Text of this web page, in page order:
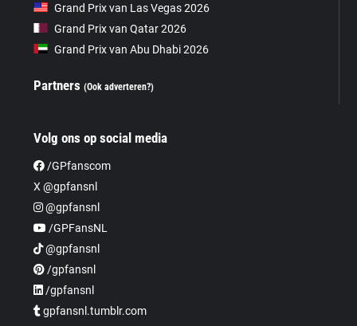
Grand Prix van Las Vegas 2026
Grand Prix van Qatar 2026
Grand Prix van Abu Dhabi 2026
Partners(Ook adverteren?)
Volg ons op social media
/GPfanscom
X @gpfansnl
@gpfansnl
/GPFansNL
@gpfansnl
/gpfansnl
/gpfansnl
gpfansnl.tumblr.com